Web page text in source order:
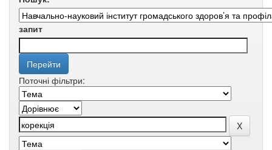
запит
Поточні фільтри: